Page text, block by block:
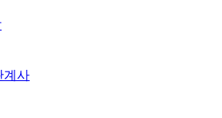
계사